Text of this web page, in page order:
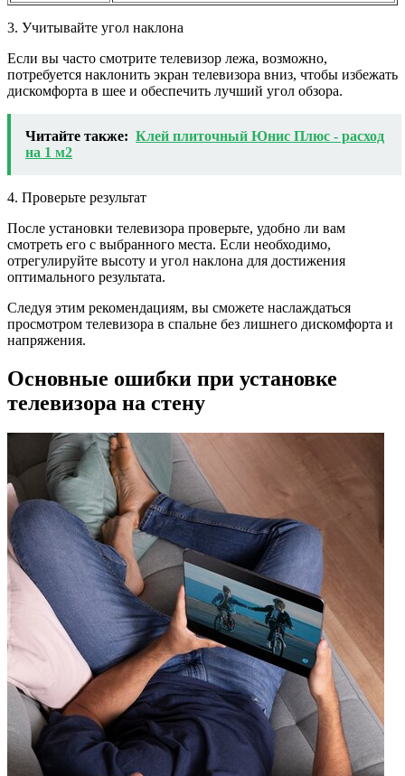
3. Учитывайте угол наклона
Если вы часто смотрите телевизор лежа, возможно,
потребуется наклонить экран телевизора вниз, чтобы избежать
дискомфорта в шее и обеспечить лучший угол обзора.
Читайте также: Клей плиточный Юнис Плюс - расход
на 1 м2
4. Проверьте результат
После установки телевизора проверьте, удобно ли вам
смотреть его с выбранного места. Если необходимо,
отрегулируйте высоту и угол наклона для достижения
оптимального результата.
Следуя этим рекомендациям, вы сможете наслаждаться
просмотром телевизора в спальне без лишнего дискомфорта и
напряжения.
Основные ошибки при установке
телевизора на стену